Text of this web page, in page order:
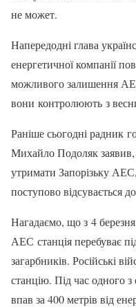
не может.
Напередодні глава
енергетичної компанії
можливого залишення
вони контролюють з
Раніше сьогодні радник
Михайло Подоляк
утримати Запорізьку
поступово відсувається
​Нагадаємо, що з 4
АЕС станція перебуває
загарбників. Російські
станцію. Під час одного з
впав за 400 метрів від